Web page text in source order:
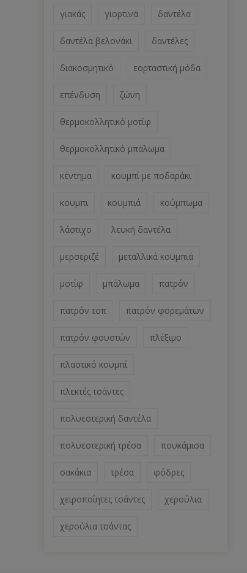
γιακάς γιορτινά δαντέλα
δαντέλα βελονάκι δαντέλες
διακοσμητικό εορταστική μόδα
επένδυση ζώνη
θερμοκολλητικό μοτίφ
θερμοκολλητικό μπάλωμα
κέντημα κουμπί με ποδαράκι
κουμπι κουμπιά κούμπωμα
λάστιχο λευκή δαντέλα
μερσεριζέ μεταλλικά κουμπιά
μοτίφ μπάλωμα πατρόν
πατρόν τοπ πατρόν φορεμάτων
πατρόν φουστών πλέξιμο
πλαστικό κουμπί
πλεκτές τσάντες
πολυεστερική δαντέλα
πολυεστερική τρέσα πουκάμισα
σακάκια τρέσα φόδρες
χειροποίητες τσάντες χερούλια
χερούλια τσάντας